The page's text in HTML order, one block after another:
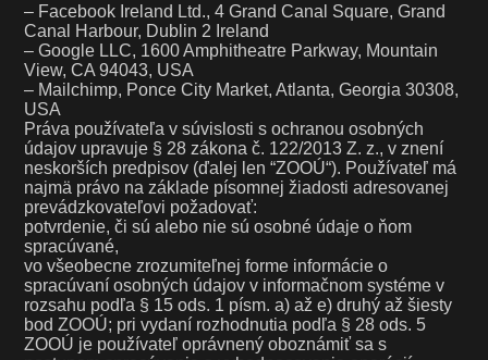
– Facebook Ireland Ltd., 4 Grand Canal Square, Grand
Canal Harbour, Dublin 2 Ireland
– Google LLC, 1600 Amphitheatre Parkway, Mountain
View, CA 94043, USA
– Mailchimp, Ponce City Market, Atlanta, Georgia 30308,
USA
Práva používateľa v súvislosti s ochranou osobných
údajov upravuje § 28 zákona č. 122/2013 Z. z., v znení
neskorších predpisov (ďalej len “ZOOÚ“). Používateľ má
najmä právo na základe písomnej žiadosti adresovanej
prevádzkovateľovi požadovať:
potvrdenie, či sú alebo nie sú osobné údaje o ňom
spracúvané,
vo všeobecne zrozumiteľnej forme informácie o
spracúvaní osobných údajov v informačnom systéme v
rozsahu podľa § 15 ods. 1 písm. a) až e) druhý až šiesty
bod ZOOÚ; pri vydaní rozhodnutia podľa § 28 ods. 5
ZOOÚ je používateľ oprávnený oboznámiť sa s